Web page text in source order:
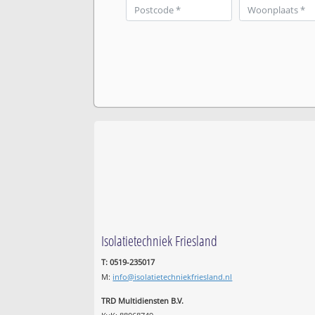
Isolatietechniek Friesland
T: 0519-235017
M: info@isolatietechniekfriesland.nl
TRD Multidiensten B.V.